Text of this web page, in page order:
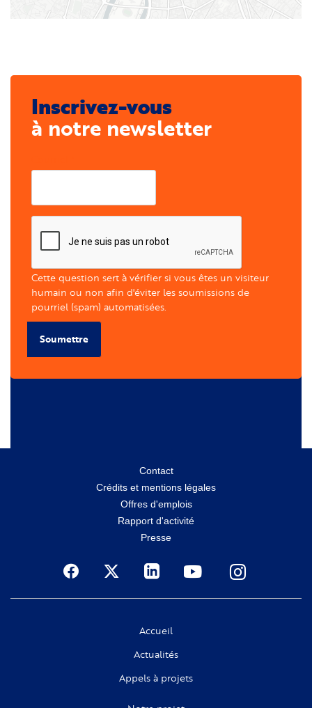
Inscrivez-vous
à notre newsletter
Cette question sert à vérifier si vous êtes un visiteur
humain ou non afin d'éviter les soumissions de
pourriel (spam) automatisées.
Soumettre
Contact
Crédits et mentions légales
Offres d'emplois
Rapport d'activité
Presse
Social
Accueil
Actualités
Appels à projets